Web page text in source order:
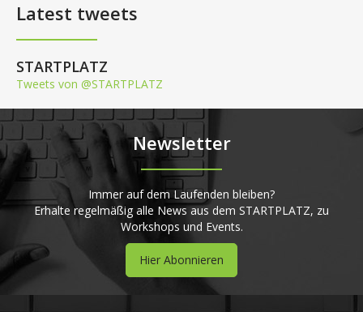
Latest tweets
STARTPLATZ
Tweets von @STARTPLATZ
Newsletter
Immer auf dem Laufenden bleiben?
Erhalte regelmäßig alle News aus dem STARTPLATZ, zu
Workshops und Events.
Hier Abonnieren